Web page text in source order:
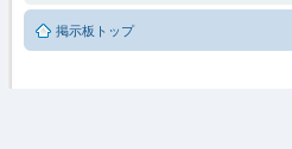
掲示板トップ